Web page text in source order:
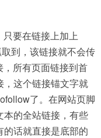
要在链接上加上
到，该链接就不会传
所有页面链接到首
这个链接锚文字就
了。在网站页脚
本的全站链接，有些
话就直接是底部的